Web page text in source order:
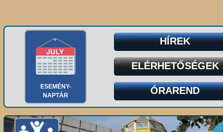
ESEMÉNY-
NAPTÁR
HÍREK
ELÉRHETŐSÉGEK
ÓRAREND